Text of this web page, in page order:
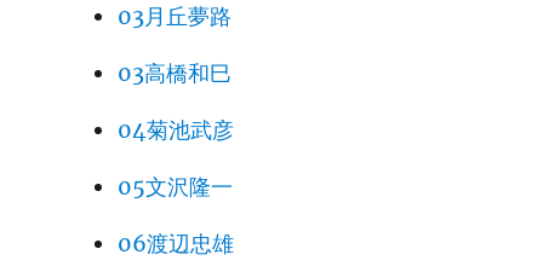
03月丘夢路
03高橋和巳
04菊池武彦
05文沢隆一
06渡辺忠雄